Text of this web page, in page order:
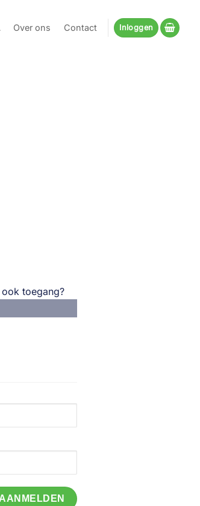
Over ons Contact Inloggen
toegang?